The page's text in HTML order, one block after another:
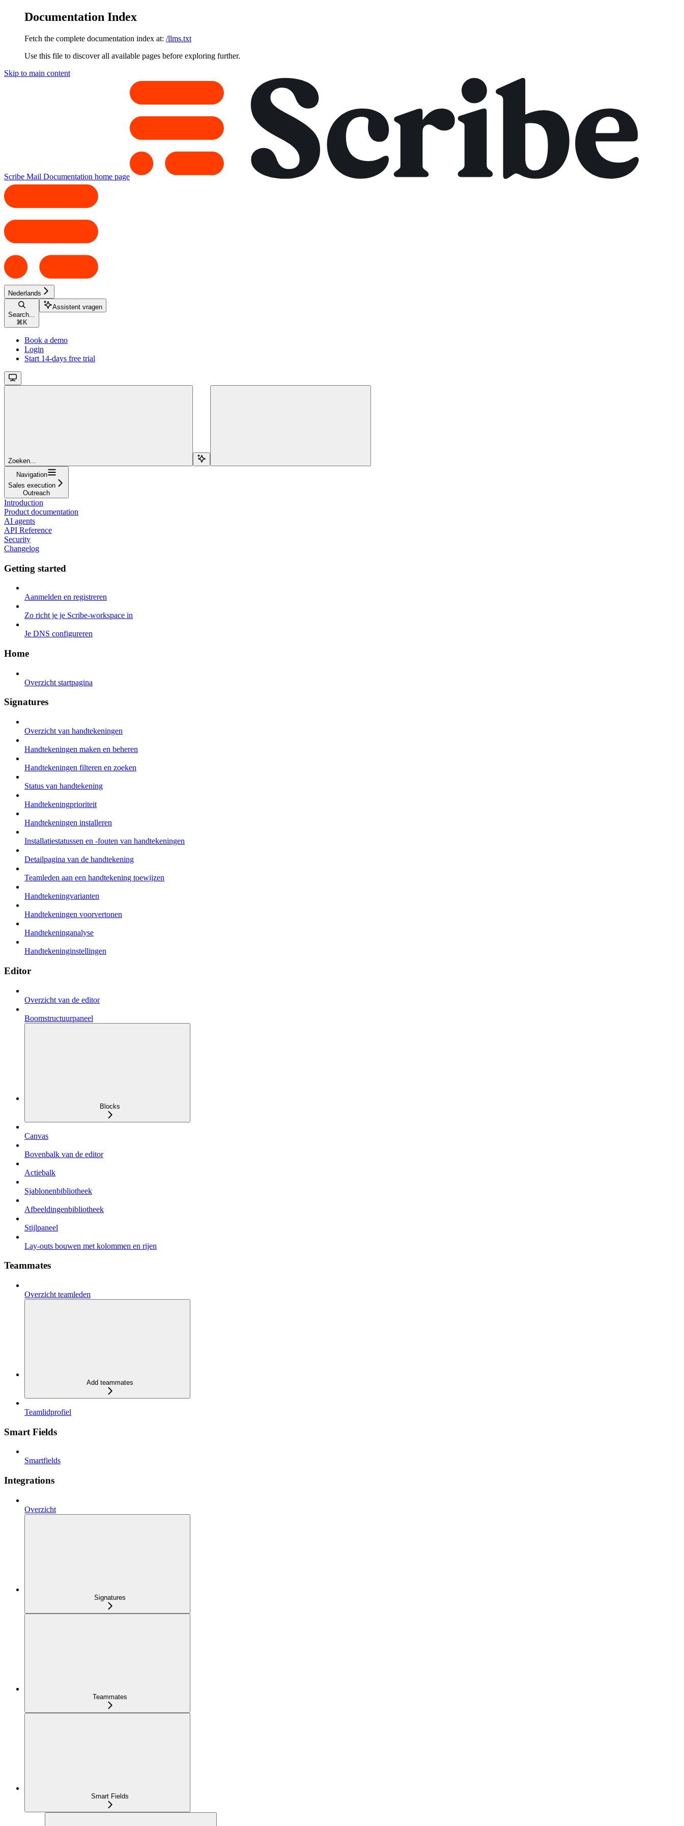
Documentation Index
Fetch the complete documentation index at: /llms.txt
Use this file to discover all available pages before exploring further.
Skip to main content
Scribe Mail Documentation home page
Nederlands
Search...
⌘ K
Assistent vragen
Book a demo
Login
Start 14-days free trial
Zoeken...
Navigation
Sales execution
Outreach
Introduction
Product documentation
AI agents
API Reference
Security
Changelog
Getting started
Aanmelden en registreren
Zo richt je je Scribe-workspace in
Je DNS configureren
Home
Overzicht startpagina
Signatures
Overzicht van handtekeningen
Handtekeningen maken en beheren
Handtekeningen filteren en zoeken
Status van handtekening
Handtekeningprioriteit
Handtekeningen installeren
Installatiestatussen en -fouten van handtekeningen
Detailpagina van de handtekening
Teamleden aan een handtekening toewijzen
Handtekeningvarianten
Handtekeningen voorvertonen
Handtekeninganalyse
Handtekeninginstellingen
Editor
Overzicht van de editor
Boomstructuurpaneel
Blocks
Canvas
Bovenbalk van de editor
Actiebalk
Sjablonenbibliotheek
Afbeeldingenbibliotheek
Stijlpaneel
Lay-outs bouwen met kolommen en rijen
Teammates
Overzicht teamleden
Add teammates
Teamlidprofiel
Smart Fields
Smartfields
Integrations
Overzicht
Signatures
Teammates
Smart Fields